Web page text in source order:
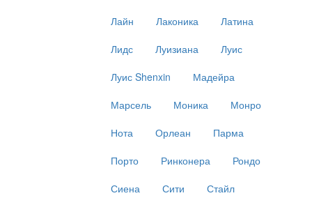
Лайн
Лаконика
Латина
Лидс
Луизиана
Луис
Луис Shenxin
Мадейра
Марсель
Моника
Монро
Нота
Орлеан
Парма
Порто
Ринконера
Рондо
Сиена
Сити
Стайл